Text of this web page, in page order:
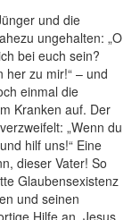
und die
ungehalten: „O
bei euch sein?
her zu mir!“ – und
einmal die
Kranken auf. Der
„Wenn du
hilf uns!“ Eine
dieser Vater! So
Glaubensexistenz
und seinen
Hilfe an. Jesus